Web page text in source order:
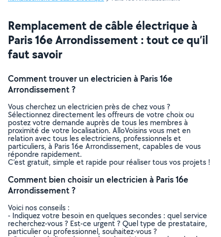
Remplacement de câble électrique à
Paris 16e Arrondissement : tout ce qu’il
faut savoir
Comment trouver un electricien à Paris 16e
Arrondissement ?
Vous cherchez un electricien près de chez vous ?
Sélectionnez directement les offreurs de votre choix ou
postez votre demande auprès de tous les membres à
proximité de votre localisation. AlloVoisins vous met en
relation avec tous les electriciens, professionnels et
particuliers, à Paris 16e Arrondissement, capables de vous
répondre rapidement.
C’est gratuit, simple et rapide pour réaliser tous vos projets !
Comment bien choisir un electricien à Paris 16e
Arrondissement ?
Voici nos conseils :
- Indiquez votre besoin en quelques secondes : quel service
recherchez-vous ? Est-ce urgent ? Quel type de prestataire,
particulier ou professionnel, souhaitez-vous ?